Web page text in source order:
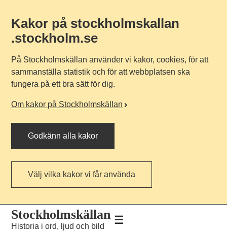
Kakor på stockholmskallan
.stockholm.se
På Stockholmskällan använder vi kakor, cookies, för att
sammanställa statistik och för att webbplatsen ska
fungera på ett bra sätt för dig.
Om kakor på Stockholmskällan
Godkänn alla kakor
Välj vilka kakor vi får använda
navigationen
huvudinnehållet
Stockholmskällan
Historia i ord, ljud och bild